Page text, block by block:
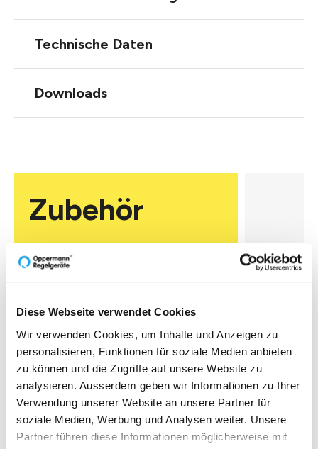
Diese Webseite verwendet Cookies
Wir verwenden Cookies, um Inhalte und Anzeigen zu
personalisieren, Funktionen für soziale Medien anbieten
zu können und die Zugriffe auf unsere Website zu
analysieren. Ausserdem geben wir Informationen zu Ihrer
Verwendung unserer Website an unsere Partner für
soziale Medien, Werbung und Analysen weiter. Unsere
Partner führen diese Informationen möglicherweise mit
Technische Daten
Downloads
Zubehör
SENS
Passt auf
von Fühlern
mit aktiven
mit Flach-
Zur